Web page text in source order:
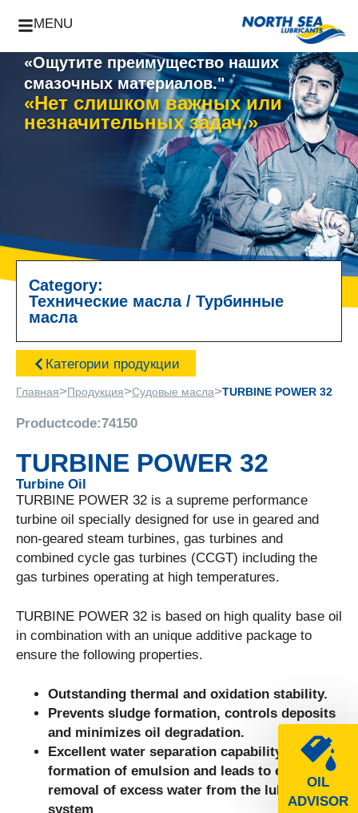
MENU
OIL
ADVISOR
«Ощутите преимущество наших
смазочных материалов."
«Нет слишком важных или
незначительных задач.»
Category:
Технические масла/ Турбинные
масла
Категории продукции
Главная>Продукция>Судовые масла>TURBINE POWER 32
Productcode:74150
TURBINE POWER 32
Turbine Oil
TURBINE POWER 32 is a supreme performance
turbine oil specially designed for use in geared and
non-geared steam turbines, gas turbines and
combined cycle gas turbines (CCGT) including the
gas turbines operating at high temperatures.
TURBINE POWER 32 is based on high quality base oil
in combination with an unique additive package to
ensure the following properties.
Outstanding thermal and oxidation stability.
Prevents sludge formation, controls deposits
and minimizes oil degradation.
Excellent water separation capability resists
formation of emulsion and leads to easy
removal of excess water from the lubrication
system